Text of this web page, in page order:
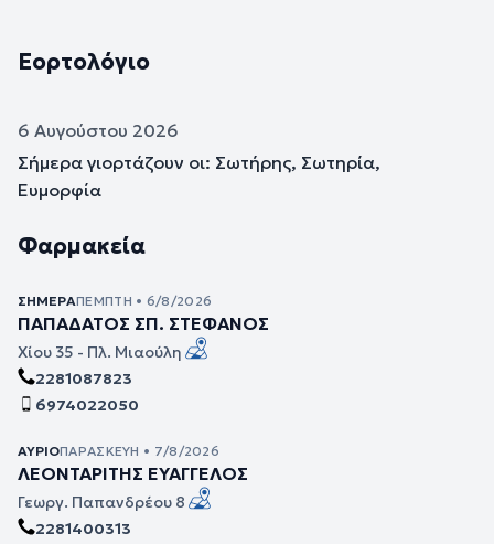
Εορτολόγιο
6 Αυγούστου 2026
Σήμερα γιορτάζουν οι: Σωτήρης, Σωτηρία,
Ευμορφία
Φαρμακεία
ΣΉΜΕΡΑΠΈΜΠΤΗ • 6/8/2026
ΠΑΠΑΔΑΤΟΣ ΣΠ. ΣΤΕΦΑΝΟΣ
Χίου 35 - Πλ. Μιαούλη
2281087823
6974022050
ΑΎΡΙΟΠΑΡΑΣΚΕΥΉ • 7/8/2026
ΛΕΟΝΤΑΡΙΤΗΣ ΕΥΑΓΓΕΛΟΣ
Γεωργ. Παπανδρέου 8
2281400313